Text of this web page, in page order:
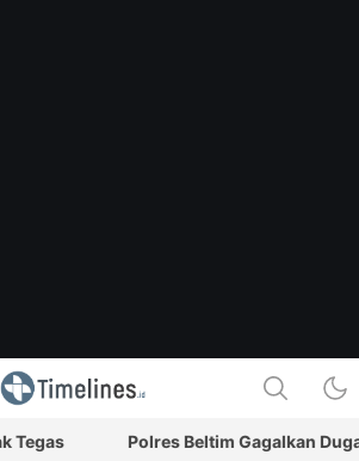
& Budaya
Polres Beltim Gagalkan